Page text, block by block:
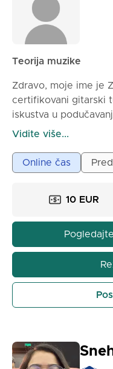
Teorija muzike
Zdravo, moje ime je
certifikovani gitarski
iskustva u
Tokom ovog
kompozicije i
žanrove. Imam 25
Počeo sam da
radna iskustva
druge poslove.
Vidite više...
Online čas
10 EUR